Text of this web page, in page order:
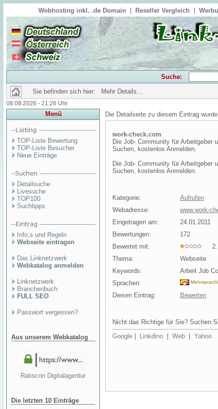
Webhosting inkl. .de Domain Reseller Vergleich
Suche:
Sie befinden sich hier: Mehr Details...
08.08.2026 - 21:26 Uhr
Menü
TOP-Liste Bewertung
TOP-Liste Besucher
Neue Einträge
Detailsuche
Livesuche
TOP100
Suchtipps
Info,s und Regeln
Webseite eintragen
Das Linknetzwerk
Webkatalog anmelden
Linknetzwerk
Branchenbuch
FULL SEO
Passwort vergessen?
Aus unserem Webkatalog
Ratiscon Digitalagentur
Die letzten 10 Einträge
Die Detailseite zu diesem Eintrag
work-check.com
Die Job- Community für Arbeitgeber
Suchen, kostenlos Anmelden.
Die Job- Community für Arbeitgeber
Suchen, kostenlos Anmelden.
Kategorie:
Aufrufen
Webadresse:
www.work-
Eingetragen am:
24.01.2011
Bewertungen:
172
Bewertet mit:
Thema:
Webseite
Keywords:
Arbeit Job
Sprachen:
Diesen Eintrag: Bewerten
Nicht das Richtige für Sie? Suchen
Google
Linkdino Web Yahoo